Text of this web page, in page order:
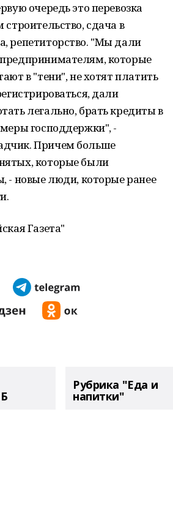
очередь это перевозка
строительство, сдача в
репетиторство. "Мы дали
которые
в "тени", не хотят платить
дали
легально, брать кредиты в
господдержки", -
Причем больше
которые были
- новые люди, которые ранее
Газета"
Рубрика "Еда и
напитки"